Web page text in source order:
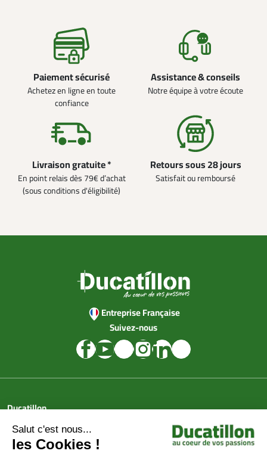
Paiement sécurisé
Achetez en ligne en toute
confiance
Assistance & conseils
Notre équipe à votre écoute
Livraison gratuite *
En point relais dès 79€ d’achat
(sous conditions d'éligibilité)
Retours sous 28 jours
Satisfait ou remboursé
Entreprise Française
Suivez-nous
Ducatillon
Achat en ligne
Services